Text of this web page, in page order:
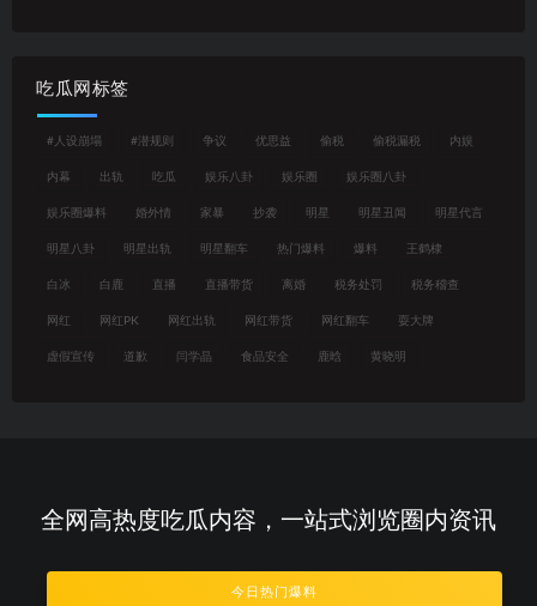
吃瓜网标签
#人设崩塌 #潜规则 争议 优思益 偷税 偷税漏税 内娱
内幕 出轨 吃瓜 娱乐八卦 娱乐圈 娱乐圈八卦
娱乐圈爆料 婚外情 家暴 抄袭 明星 明星丑闻 明星代言
明星八卦 明星出轨 明星翻车 热门爆料 爆料 王鹤棣
白冰 白鹿 直播 直播带货 离婚 税务处罚 税务稽查
网红 网红PK 网红出轨 网红带货 网红翻车 耍大牌
虚假宣传 道歉 闫学晶 食品安全 鹿晗 黄晓明
全网高热度吃瓜内容，一站式浏览圈内资讯
今日热门爆料